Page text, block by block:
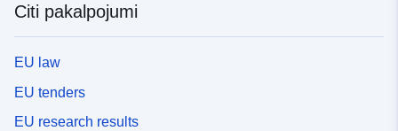
Citi pakalpojumi
EU law
EU tenders
EU research results